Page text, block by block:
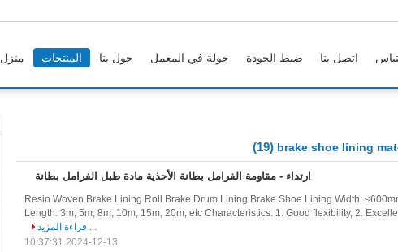
منزل المنتجات حول بنا جولة في المعمل ضبط الجودة اتصل بنا
brake shoe lining
(19)
ارتداء - مقاومة الفرامل بطانة الأحذية مادة طبل الفرامل بطانة
Resin Woven Brake Lining Roll Brake Drum Lining Brake Shoe Lining Width:
Length: 3m, 5m, 8m, 10m, 15m, 20m, etc Characteristics: 1. Good flexibility, 2.
... قراءة المزيد
2024-12-13 10:37:31